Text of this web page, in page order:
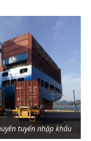
tuyến nhập khẩu